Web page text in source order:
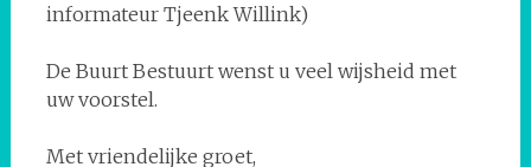
informateur Tjeenk Willink)
De Buurt Bestuurt wenst u veel wijsheid met
uw voorstel.
Met vriendelijke groet,